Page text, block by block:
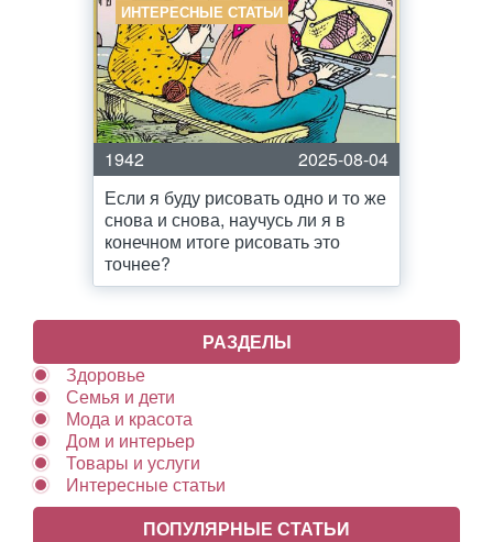
ИНТЕРЕСНЫЕ СТАТЬИ
1942
2025-08-04
Если я буду рисовать одно и то же
снова и снова, научусь ли я в
конечном итоге рисовать это
точнее?
РАЗДЕЛЫ
Здоровье
Семья и дети
Мода и красота
Дом и интерьер
Товары и услуги
Интересные статьи
ПОПУЛЯРНЫЕ СТАТЬИ